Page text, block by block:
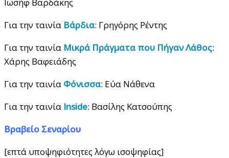
Για την ταινία Βάρδια: Γρηγόρης Ρέντης
Για την ταινία Μικρά Πράγματα που Πήγαν Λάθος:
Χάρης Βαφειάδης
Για την ταινία Φόνισσα: Εύα Νάθενα
Για την ταινία Inside: Βασίλης Κατσούπης
Βραβείο Σεναρίου
[επτά υποψηφιότητες λόγω ισοψηφίας]